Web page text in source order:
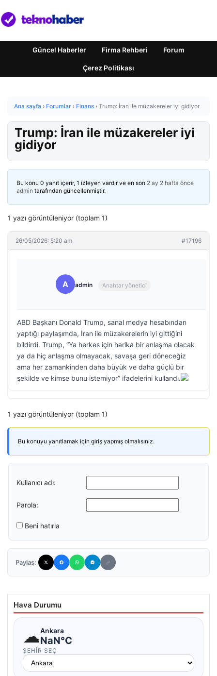
Güncel Haberler Firma Rehberi Forum
Çerez Politikası
Ana sayfa › Forumlar › Finans › Trump: İran ile müzakereler iyi gidiyor
Trump: İran ile müzakereler iyi
gidiyor
Bu konu 0 yanıt içerir, 1 izleyen vardır ve en son 2 ay 2 hafta önce
admin tarafından güncellenmiştir.
1 yazı görüntüleniyor (toplam 1)
26/05/2026: 5:20 am #17196
A admin Anahtar yönetici
ABD Başkanı Donald Trump, sanal medya hesabından
yaptığı paylaşımda, İran ile müzakerelerin iyi gittiğini
bildirdi. Trump, “Ya herkes için harika bir anlaşma olacak
ya da hiç anlaşma olmayacak, savaşa geri döneceğiz
ama her zamankinden daha büyük ve daha güçlü bir
şekilde ve kimse bunu istemiyor” ifadelerini kullandı.
1 yazı görüntüleniyor (toplam 1)
Bu konuyu yanıtlamak için giriş yapmış olmalısınız.
Kullanıcı adı:
Parola:
Beni hatırla
Paylaş:
Hava Durumu
☁Ankara
NaN°C
ŞEHIR SEÇ